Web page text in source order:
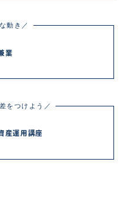
動き／
業
をつけよう／
産運用講座